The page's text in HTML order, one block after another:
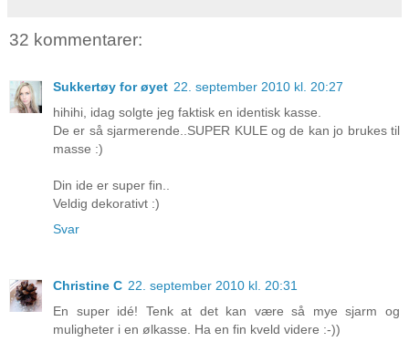
32 kommentarer:
Sukkertøy for øyet 22. september 2010 kl. 20:27
hihihi, idag solgte jeg faktisk en identisk kasse.
De er så sjarmerende..SUPER KULE og de kan jo brukes til
masse :)
Din ide er super fin..
Veldig dekorativt :)
Svar
Christine C 22. september 2010 kl. 20:31
En super idé! Tenk at det kan være så mye sjarm og
muligheter i en ølkasse. Ha en fin kveld videre :-))